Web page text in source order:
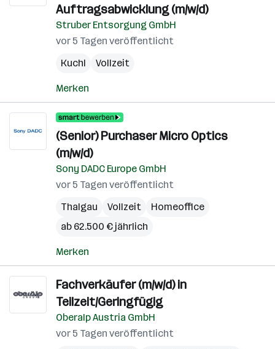
Auftragsabwicklung (m/w/d)
Struber Entsorgung GmbH
vor 5 Tagen veröffentlicht
Kuchl
Vollzeit
Merken
(Senior) Purchaser Micro Optics
(m/w/d)
Sony DADC Europe GmbH
vor 5 Tagen veröffentlicht
Thalgau
Vollzeit
Homeoffice
ab 62.500 € jährlich
Merken
Fachverkäufer (m/w/d) in
Teilzeit/Geringfügig
Oberalp Austria GmbH
vor 5 Tagen veröffentlicht